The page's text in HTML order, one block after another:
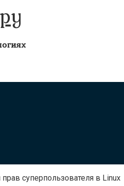
суперпользователя в Linux